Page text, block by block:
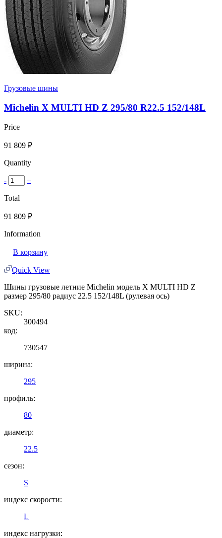
Грузовые шины
Michelin X MULTI HD Z 295/80 R22.5 152/148L
Price
91 809 ₽
Quantity
- +
Total
91 809 ₽
Information
В корзину
Quick View
Шины грузовые летние Michelin модель X MULTI HD Z
размер 295/80 радиус 22.5 152/148L (рулевая ось)
SKU:
300494
код:
730547
ширина:
295
профиль:
80
диаметр:
22.5
сезон:
S
индекс скорости:
L
индекс нагрузки: